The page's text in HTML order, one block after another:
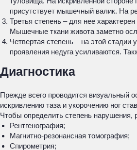
присутствует мышечный валик. На
Третья степень – для нее
Мышечные ткани живота заметно
Четвертая степень – на этой
проявления недуга усиливаются.
Диагностика
Прежде всего проводится визуальный
искривлению таза и укорочению ног
Чтобы определить степень нарушения,
Рентгенография;
Магнитно-резонансная томография;
Спирометрия;